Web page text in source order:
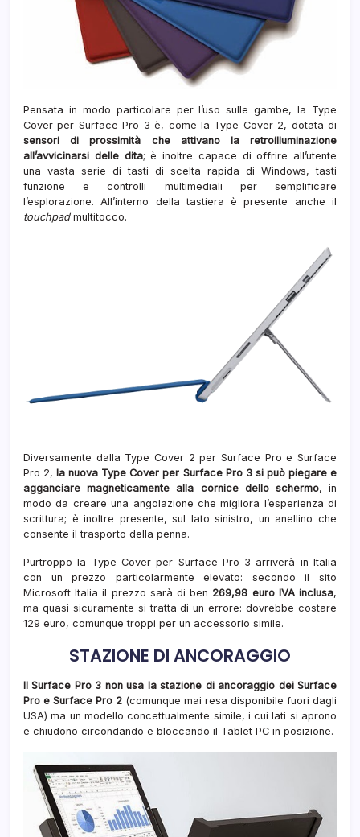
Pensata in modo particolare per l’uso sulle gambe, la Type
Cover per Surface Pro 3 è, come la Type Cover 2, dotata di
sensori di prossimità che attivano la retroilluminazione
all’avvicinarsi delle dita; è inoltre capace di offrire all’utente
una vasta serie di tasti di scelta rapida di Windows, tasti
funzione e controlli multimediali per semplificare
l’esplorazione. All’interno della tastiera è presente anche il
touchpadmultitocco.
Diversamente dalla Type Cover 2 per Surface Pro e Surface
Pro 2,la nuova Type Cover per Surface Pro 3 si può piegare e
agganciare magneticamente alla cornice dello schermo, in
modo da creare una angolazione che migliora l’esperienza di
scrittura; è inoltre presente, sul lato sinistro, un anellino che
consente il trasporto della penna.
Purtroppo la Type Cover per Surface Pro 3 arriverà in Italia
con un prezzo particolarmente elevato: secondo il sito
Microsoft Italia il prezzo sarà di ben 269,98 euro IVA inclusa,
ma quasi sicuramente si tratta di un errore: dovrebbe costare
129 euro, comunque troppi per un accessorio simile.
STAZIONE DI ANCORAGGIO
Il Surface Pro 3 non usa la stazione di ancoraggio dei Surface
Pro e Surface Pro 2 (comunque mai resa disponibile fuori dagli
USA) ma un modello concettualmente simile, i cui lati si aprono
e chiudono circondando e bloccando il Tablet PC in posizione.